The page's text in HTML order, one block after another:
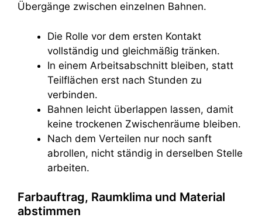
Übergänge zwischen einzelnen Bahnen.
Die Rolle vor dem ersten Kontakt
vollständig und gleichmäßig tränken.
In einem Arbeitsabschnitt bleiben, statt
Teilflächen erst nach Stunden zu
verbinden.
Bahnen leicht überlappen lassen, damit
keine trockenen Zwischenräume bleiben.
Nach dem Verteilen nur noch sanft
abrollen, nicht ständig in derselben Stelle
arbeiten.
Farbauftrag, Raumklima und Material
abstimmen